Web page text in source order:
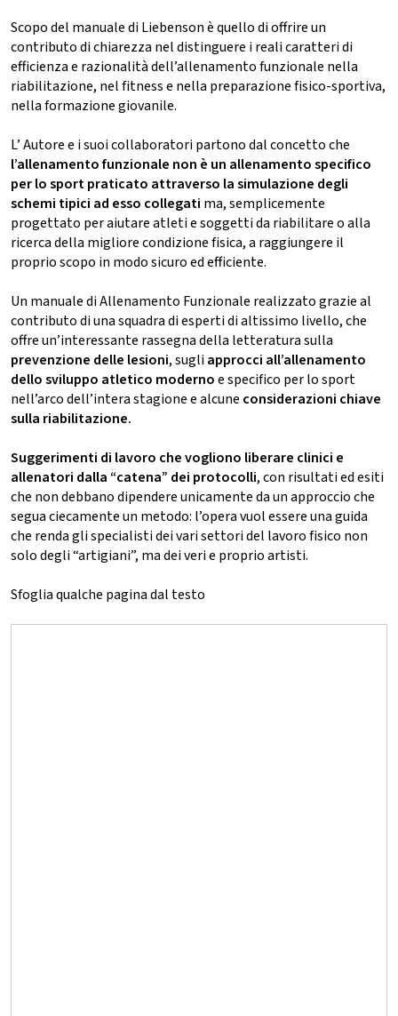
Scopo del manuale di Liebenson è quello di offrire un
contributo di chiarezza nel distinguere i reali caratteri di
efficienza e razionalità dell’allenamento funzionale nella
riabilitazione, nel fitness e nella preparazione fisico-sportiva,
nella formazione giovanile.
L’ Autore e i suoi collaboratori partono dal concetto che
l’allenamento funzionale non è un allenamento specifico
per lo sport praticato attraverso la simulazione degli
schemi tipici ad esso collegati ma, semplicemente
progettato per aiutare atleti e soggetti da riabilitare o alla
ricerca della migliore condizione fisica, a raggiungere il
proprio scopo in modo sicuro ed efficiente.
Un manuale di Allenamento Funzionale realizzato grazie al
contributo di una squadra di esperti di altissimo livello, che
offre un’interessante rassegna della letteratura sulla
prevenzione delle lesioni, sugliapprocci all’allenamento
dello sviluppo atletico modernoe specifico per lo sport
nell’arco dell’intera stagione e alcune considerazioni chiave
sulla riabilitazione.
Suggerimenti di lavoro che vogliono liberare clinici e
allenatori dalla “catena” dei protocolli, con risultati ed esiti
che non debbano dipendere unicamente da un approccio che
segua ciecamente un metodo: l’opera vuol essere una guida
che renda gli specialisti dei vari settori del lavoro fisico non
solo degli “artigiani”, ma dei veri e proprio artisti.
Sfoglia qualche pagina dal testo